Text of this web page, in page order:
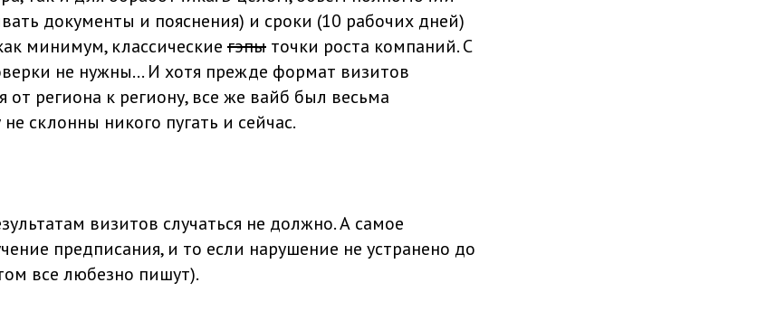
документы и пояснения) и сроки (10 рабочих дней)
минимум, классические гэпы точки роста компаний. С
не нужны… И хотя прежде формат визитов
от региона к региону, все же вайб был весьма
склонны никого пугать и сейчас.
визитов случаться не должно. А самое
предписания, и то если нарушение не устранено до
все любезно пишут).